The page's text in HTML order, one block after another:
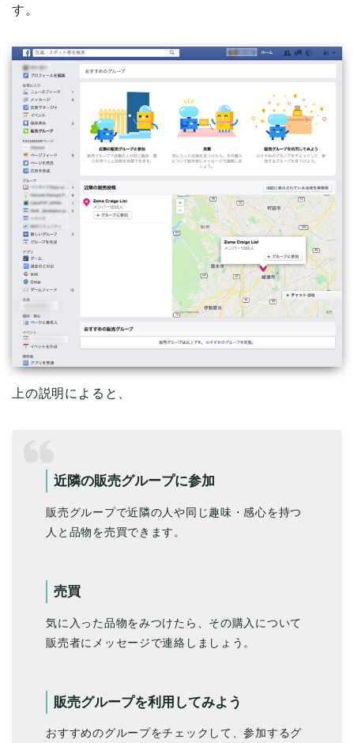
す。
上の説明によると、
近隣の販売グループに参加
販売グループで近隣の人や同じ趣味・感心を持つ
人と品物を売買できます。
売買
気に入った品物をみつけたら、その購入について
販売者にメッセージで連絡しましょう。
販売グループを利用してみよう
おすすめのグループをチェックして、参加するグ